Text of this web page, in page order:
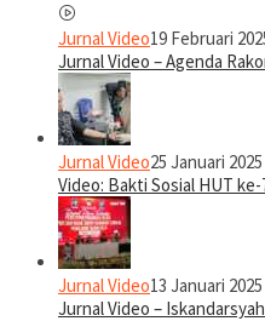
Jurnal Video19 Februari
Jurnal Video – Agenda
Jurnal Video25 Januari 2025
Video: Bakti Sosial HUT
Jurnal Video13 Januari 2025
Jurnal Video –